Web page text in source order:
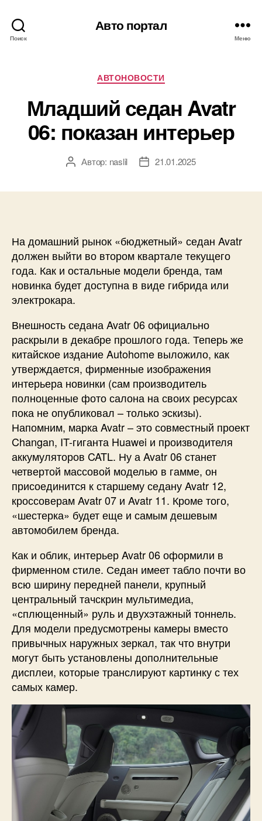
Поиск
Авто портал
Меню
Рубрики
АВТОНОВОСТИ
Младший седан Avatr
06: показан интерьер
АвторАвтор: naslil
Дата21.01.2025
На домашний рынок «бюджетный» седан Avatr
должен выйти во втором квартале текущего
года. Как и остальные модели бренда, там
новинка будет доступна в виде гибрида или
электрокара.
Внешность седана Avatr 06 официально
раскрыли в декабре прошлого года. Теперь же
китайское издание Autohome выложило, как
утверждается, фирменные изображения
интерьера новинки (сам производитель
полноценные фото салона на своих ресурсах
пока не опубликовал – только эскизы).
Напомним, марка Avatr – это совместный проект
Changan, IT-гиганта Huawei и производителя
аккумуляторов CATL. Ну а Avatr 06 станет
четвертой массовой моделью в гамме, он
присоединится к старшему седану Avatr 12,
кроссоверам Avatr 07 и Avatr 11. Кроме того,
«шестерка» будет еще и самым дешевым
автомобилем бренда.
Как и облик, интерьер Avatr 06 оформили в
фирменном стиле. Седан имеет табло почти во
всю ширину передней панели, крупный
центральный тачскрин мультимедиа,
«сплющенный» руль и двухэтажный тоннель.
Для модели предусмотрены камеры вместо
привычных наружных зеркал, так что внутри
могут быть установлены дополнительные
дисплеи, которые транслируют картинку с тех
самых камер.